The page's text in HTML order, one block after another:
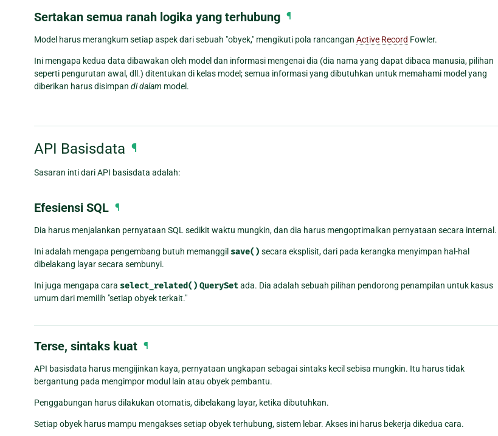
Sertakan semua ranah logika yang terhubung ¶
Model harus merangkum setiap aspek dari sebuah "obyek," mengikuti pola rancangan Active Record Fowler.
Ini mengapa kedua data dibawakan oleh model dan informasi mengenai dia (dia nama yang dapat dibaca manusia, pilihan
seperti pengurutan awal, dll.) ditentukan di kelas model; semua informasi yang dibutuhkan untuk memahami model yang
diberikan harus disimpan di dalam model.
API Basisdata ¶
Sasaran inti dari API basisdata adalah:
Efesiensi SQL ¶
Dia harus menjalankan pernyataan SQL sedikit waktu mungkin, dan dia harus mengoptimalkan pernyataan secara internal.
Ini adalah mengapa pengembang butuh memanggil save() secara eksplisit, dari pada kerangka menyimpan hal-hal
dibelakang layar secara sembunyi.
Ini juga mengapa cara select_related() QuerySetada. Dia adalah sebuah pilihan pendorong penampilan untuk kasus
umum dari memilih "setiap obyek terkait."
Terse, sintaks kuat ¶
API basisdata harus mengijinkan kaya, pernyataan ungkapan sebagai sintaks kecil sebisa mungkin. Itu harus tidak
bergantung pada mengimpor modul lain atau obyek pembantu.
Penggabungan harus dilakukan otomatis, dibelakang layar, ketika dibutuhkan.
Setiap obyek harus mampu mengakses setiap obyek terhubung, sistem lebar. Akses ini harus bekerja dikedua cara.